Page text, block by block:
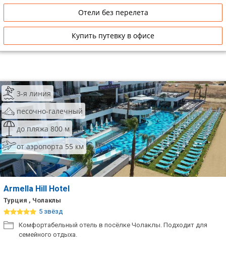
Отели без перелета
Купить путевку в офисе
3-я линия
песочно-галечный
до пляжа 800 м
от аэропорта 55 км
Armella Hill Hotel
Турция , Чолаклы
5 звёзд
Комфортабельный отель в посёлке Чолаклы. Подходит для
семейного отдыха.